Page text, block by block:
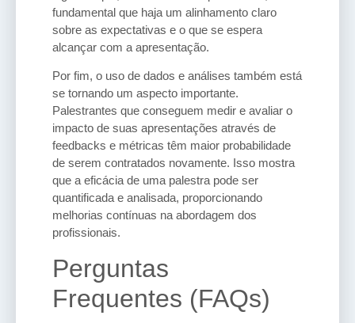
fundamental que haja um alinhamento claro
sobre as expectativas e o que se espera
alcançar com a apresentação.
Por fim, o uso de dados e análises também está
se tornando um aspecto importante.
Palestrantes que conseguem medir e avaliar o
impacto de suas apresentações através de
feedbacks e métricas têm maior probabilidade
de serem contratados novamente. Isso mostra
que a eficácia de uma palestra pode ser
quantificada e analisada, proporcionando
melhorias contínuas na abordagem dos
profissionais.
Perguntas
Frequentes (FAQs)